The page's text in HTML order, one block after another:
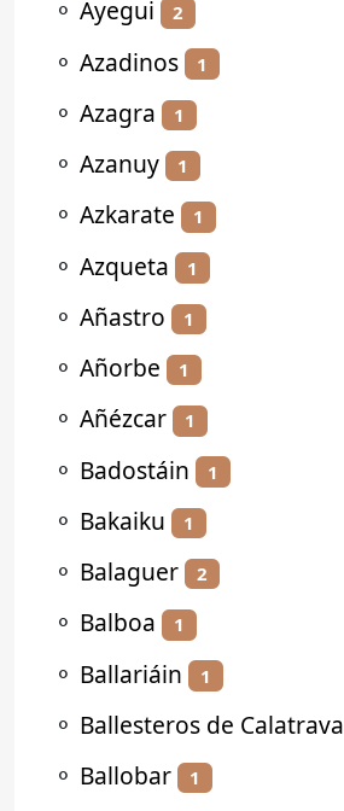
⚬ Ayegui 2
⚬ Azadinos 1
⚬ Azagra 1
⚬ Azanuy 1
⚬ Azkarate 1
⚬ Azqueta 1
⚬ Añastro 1
⚬ Añorbe 1
⚬ Añézcar 1
⚬ Badostáin 1
⚬ Bakaiku 1
⚬ Balaguer 2
⚬ Balboa 1
⚬ Ballariáin 1
⚬ Ballesteros de Calatrava
⚬ Ballobar 1